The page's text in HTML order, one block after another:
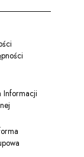
Informacji